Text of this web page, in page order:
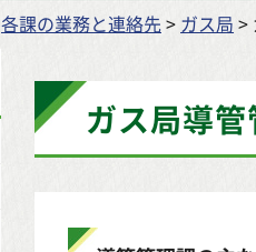
各課の業務と連絡先> ガス局 >
ガス局導